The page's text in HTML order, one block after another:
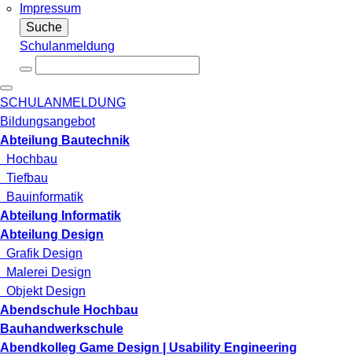
Impressum
Suche
Schulanmeldung
SCHULANMELDUNG
Bildungsangebot
Abteilung Bautechnik
Hochbau
Tiefbau
Bauinformatik
Abteilung Informatik
Abteilung Design
Grafik Design
Malerei Design
Objekt Design
Abendschule Hochbau
Bauhandwerkschule
Abendkolleg Game Design | Usability Engineering